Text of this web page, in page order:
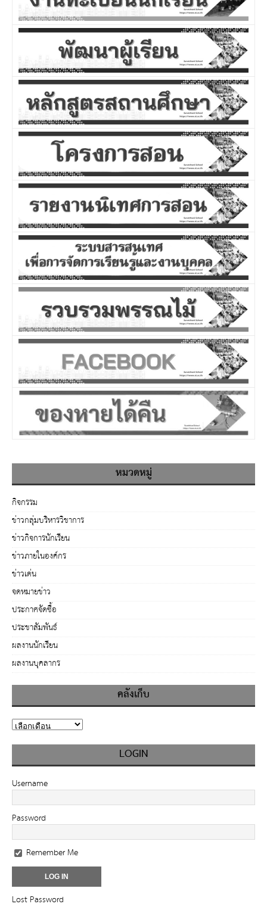
หมวดหมู่
กิจกรรม
ข่าวกลุ่มบริหารวิชาการ
ข่าวกิจการนักเรียน
ข่าวภายในองค์กร
ข่าวเด่น
จดหมายข่าว
ประกาศจัดซื้อ
ประชาสัมพันธ์
ผลงานนักเรียน
ผลงานบุคลากร
คลังเก็บ
LOGIN
Username
Password
Remember Me
Lost Password